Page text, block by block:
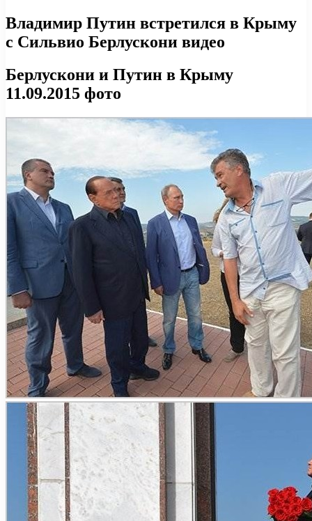
Владимир Путин встретился в Крыму
с Сильвио Берлускони видео
Берлускони и Путин в Крыму
11.09.2015 фото